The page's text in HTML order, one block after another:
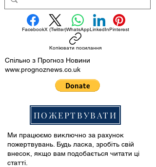
FacebookX (Twitter)WhatsAppLinkedInPinterest
Копіювати посилання
Спільно з Прогноз Новини
www.prognoznews.co.uk
ПОЖЕРТВУВАТИ
Ми працюємо виключно за рахунок
пожертвувань. Будь ласка, зробіть свій
внесок, якщо вам подобається читати ці
статті.